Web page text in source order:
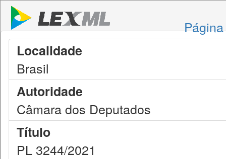
Localidade
Brasil
Autoridade
Câmara dos Deputados
Título
PL 3244/2021